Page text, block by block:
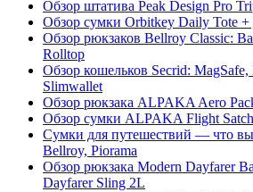
Обзор штатива Peak Design Pro
Обзор сумки Orbitkey Daily Tote +
Обзор рюкзаков Bellroy Classic:
Rolltop
Обзор кошельков Secrid:
Slimwallet
Обзор рюкзака ALPAKA Aero
Обзор сумки ALPAKA Flight
Сумки для путешествий — что
Bellroy, Piorama
Обзор рюкзака Modern Dayfarer
Dayfarer Sling 2L